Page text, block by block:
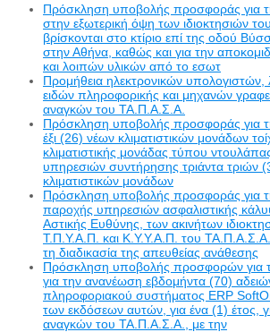
Πρόσκληση υποβολής προσφοράς για
στην εξωτερική όψη των ιδιοκτησιών
βρίσκονται στο κτίριο επί της οδού
στην Αθήνα, καθώς και για την
και λοιπών υλικών από το εσωτ
Προμήθεια ηλεκτρονικών υπολογιστών,
ειδών πληροφορικής και μηχανών
αναγκών του ΤΑ.Π.Α.Σ.Α.
Πρόσκληση υποβολής προσφοράς για
έξι (26) νέων κλιματιστικών μονάδων
κλιματιστικής μονάδας τύπου
υπηρεσιών συντήρησης τριάντα τριών
κλιματιστικών μονάδων
Πρόσκληση υποβολής προσφοράς για
παροχής υπηρεσιών ασφαλιστικής
Αστικής Ευθύνης, των ακινήτων
Τ.Π.Υ.Α.Π. και Κ.Υ.Υ.Α.Π. του ΤΑ.Π.Α.Σ.Α.
τη διαδικασία της απευθείας ανάθεσης
Πρόσκληση υποβολής προσφορών για
για την ανανέωση εβδομήντα (70)
πληροφοριακού συστήματος ERP
των εκδόσεων αυτών, για ένα (1) έτος,
αναγκών του ΤΑ.Π.Α.Σ.Α., με την